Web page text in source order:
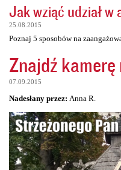
Jak wziąć udział w
25.08.2015
Poznaj 5 sposobów na
Znajdź
07.09.2015
Nadesłany przez: Anna R.